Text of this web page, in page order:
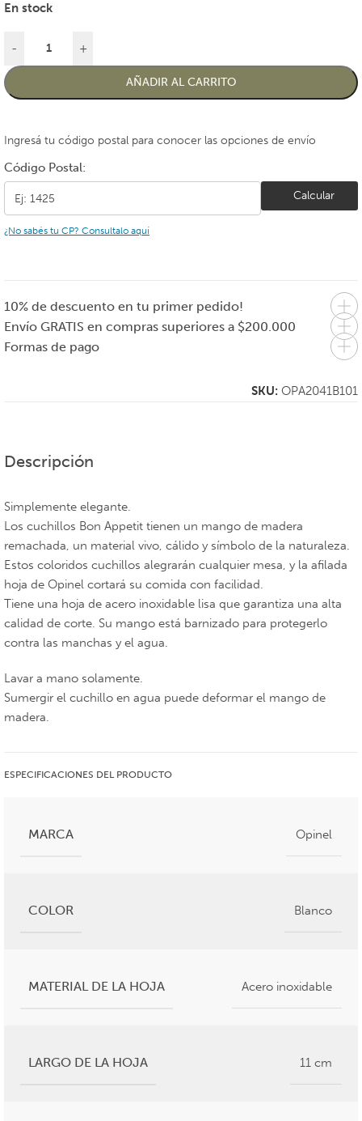
En stock
- +
AÑADIR AL CARRITO
Ingresá tu código postal para conocer las opciones de envío
Código Postal:
Calcular
¿No sabés tu CP? Consultalo aquí
10% de descuento en tu primer pedido!
Envío GRATIS en compras superiores a $200.000
Formas de pago
SKU: OPA2041B101
Descripción
Simplemente elegante.
Los cuchillos Bon Appetit tienen un mango de madera
remachada, un material vivo, cálido y símbolo de la naturaleza.
Estos coloridos cuchillos alegrarán cualquier mesa, y la afilada
hoja de Opinel cortará su comida con facilidad.
Tiene una hoja de acero inoxidable lisa que garantiza una alta
calidad de corte. Su mango está barnizado para protegerlo
contra las manchas y el agua.
Lavar a mano solamente.
Sumergir el cuchillo en agua puede deformar el mango de
madera.
ESPECIFICACIONES DEL PRODUCTO
MARCA Opinel
COLOR Blanco
MATERIAL DE LA HOJA Acero inoxidable
LARGO DE LA HOJA 11 cm